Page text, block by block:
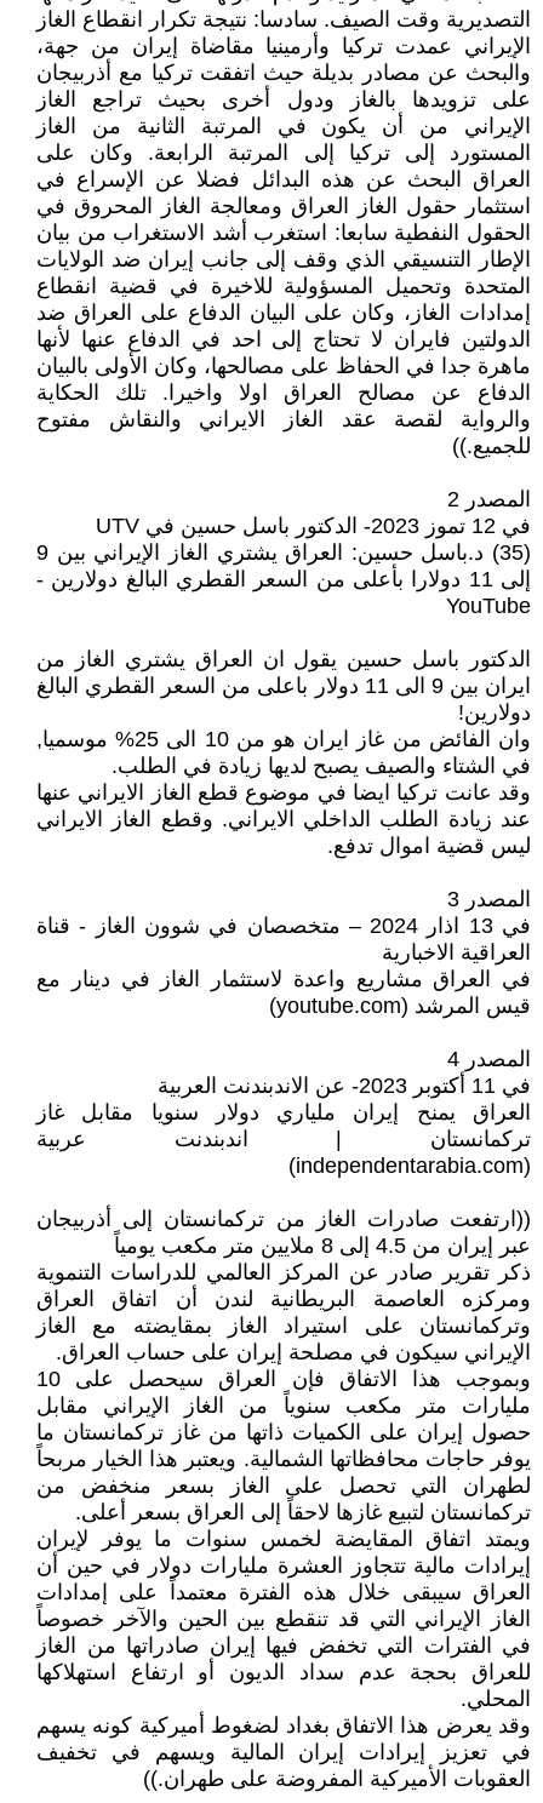
التصديرية وقت الصيف. سادسا: نتيجة تكرار انقطاع الغاز
الإيراني عمدت تركيا وأرمينيا مقاضاة إيران من جهة،
والبحث عن مصادر بديلة حيث اتفقت تركيا مع أذربيجان
على تزويدها بالغاز ودول أخرى بحيث تراجع الغاز
الإيراني من أن يكون في المرتبة الثانية من الغاز
المستورد إلى تركيا إلى المرتبة الرابعة. وكان على
العراق البحث عن هذه البدائل فضلا عن الإسراع في
استثمار حقول الغاز العراق ومعالجة الغاز المحروق في
الحقول النفطية سابعا: استغرب أشد الاستغراب من بيان
الإطار التنسيقي الذي وقف إلى جانب إيران ضد الولايات
المتحدة وتحميل المسؤولية للاخيرة في قضية انقطاع
إمدادات الغاز، وكان على البيان الدفاع على العراق ضد
الدولتين فايران لا تحتاج إلى احد في الدفاع عنها لأنها
ماهرة جدا في الحفاظ على مصالحها، وكان الأولى بالبيان
الدفاع عن مصالح العراق اولا واخيرا. تلك الحكاية
والرواية لقصة عقد الغاز الايراني والنقاش مفتوح
للجميع.))
المصدر 2
في 12 تموز 2023- الدكتور باسل حسين في UTV
(35) د.باسل حسين: العراق يشتري الغاز الإيراني بين 9
إلى 11 دولارا بأعلى من السعر القطري البالغ دولارين -
YouTube
الدكتور باسل حسين يقول ان العراق يشتري الغاز من
ايران بين 9 الى 11 دولار باعلى من السعر القطري البالغ
دولارين!
وان الفائض من غاز ايران هو من 10 الى 25% موسميا,
في الشتاء والصيف يصبح لديها زيادة في الطلب.
وقد عانت تركيا ايضا في موضوع قطع الغاز الايراني عنها
عند زيادة الطلب الداخلي الايراني. وقطع الغاز الايراني
ليس قضية اموال تدفع.
المصدر 3
في 13 اذار 2024 – متخصصان في شوون الغاز - قناة
العراقية الاخبارية
في العراق مشاريع واعدة لاستثمار الغاز في دينار مع
قيس المرشد (youtube.com)
المصدر 4
في 11 أكتوبر 2023- عن الاندبندنت العربية
العراق يمنح إيران ملياري دولار سنويا مقابل غاز
تركمانستان | اندبندنت عربية
(independentarabia.com)
((ارتفعت صادرات الغاز من تركمانستان إلى أذربيجان
عبر إيران من 4.5 إلى 8 ملايين متر مكعب يومياً
ذكر تقرير صادر عن المركز العالمي للدراسات التنموية
ومركزه العاصمة البريطانية لندن أن اتفاق العراق
وتركمانستان على استيراد الغاز بمقايضته مع الغاز
الإيراني سيكون في مصلحة إيران على حساب العراق.
وبموجب هذا الاتفاق فإن العراق سيحصل على 10
مليارات متر مكعب سنوياً من الغاز الإيراني مقابل
حصول إيران على الكميات ذاتها من غاز تركمانستان ما
يوفر حاجات محافظاتها الشمالية. ويعتبر هذا الخيار مربحاً
لطهران التي تحصل على الغاز بسعر منخفض من
تركمانستان لتبيع غازها لاحقاً إلى العراق بسعر أعلى.
ويمتد اتفاق المقايضة لخمس سنوات ما يوفر لإيران
إيرادات مالية تتجاوز العشرة مليارات دولار في حين أن
العراق سيبقى خلال هذه الفترة معتمداً على إمدادات
الغاز الإيراني التي قد تنقطع بين الحين والآخر خصوصاً
في الفترات التي تخفض فيها إيران صادراتها من الغاز
للعراق بحجة عدم سداد الديون أو ارتفاع استهلاكها
المحلي.
وقد يعرض هذا الاتفاق بغداد لضغوط أميركية كونه يسهم
في تعزيز إيرادات إيران المالية ويسهم في تخفيف
العقوبات الأميركية المفروضة على طهران.))